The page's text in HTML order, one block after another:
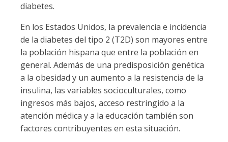
diabetes.
En los Estados Unidos, la prevalencia e incidencia
de la diabetes del tipo 2 (T2D) son mayores entre
la población hispana que entre la población en
general. Además de una predisposición genética
a la obesidad y un aumento a la resistencia de la
insulina, las variables socioculturales, como
ingresos más bajos, acceso restringido a la
atención médica y a la educación también son
factores contribuyentes en esta situación.